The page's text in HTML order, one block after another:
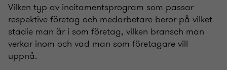
Vilken typ av incitamentsprogram som passar
respektive företag och medarbetare beror på vilket
stadie man är i som företag, vilken bransch man
verkar inom och vad man som företagare vill
uppnå.